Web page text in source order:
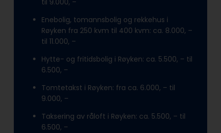
til 9.000, –
Enebolig, tomannsbolig og rekkehus i
Røyken fra 250 kvm til 400 kvm: ca. 8.000, –
til 11.000, –
Hytte- og fritidsbolig i Røyken: ca. 5.500, – til
6.500, –
Tomtetakst i Røyken: fra ca. 6.000, – til
9.000, –
Taksering av råloft i Røyken: ca. 5.500, – til
6.500, –